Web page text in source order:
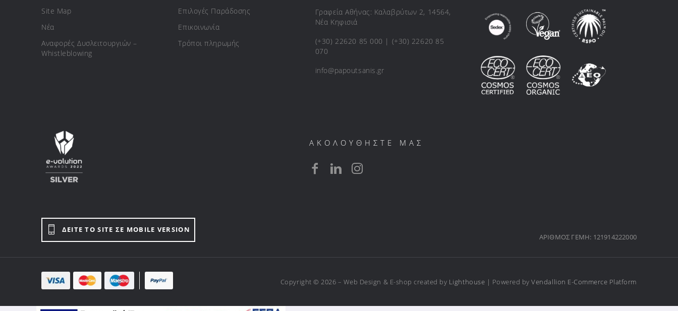
Site Map
Νέα
Αναφορές Δυσλειτουργιών –
Whistleblowing
Επιλογές Παράδοσης
Επικοινωνία
Τρόποι πληρωμής
Γραφεία Αθήνας: Καλαβρύτων 2, 14564,
Νέα Κηφισιά
(+30) 22620 85 000 | (+30) 22620 85
070
info@papoutsanis.gr
ΑΚΟΛΟΥΘΗΣΤΕ ΜΑΣ
ΔΕΙΤΕ ΤΟ SITE ΣΕ MOBILE VERSION
ΑΡΙΘΜΟΣ ΓΕΜΗ: 121914222000
Copyright © 2026 – Web Design & E-shop created by Lighthouse | Powered byVendallion E-Commerce Platform